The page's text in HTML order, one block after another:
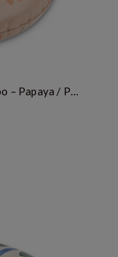
Liewood – Koło do pływania Baloo – Papaya / Pale tuscany